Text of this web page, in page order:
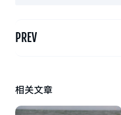
PREV
相关文章